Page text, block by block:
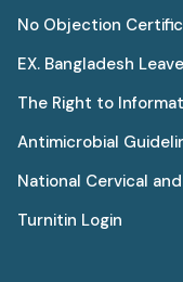
No Objection
EX. Bangladesh Leave
The Right to
Antimicrobial
National Cervical
Turnitin Login